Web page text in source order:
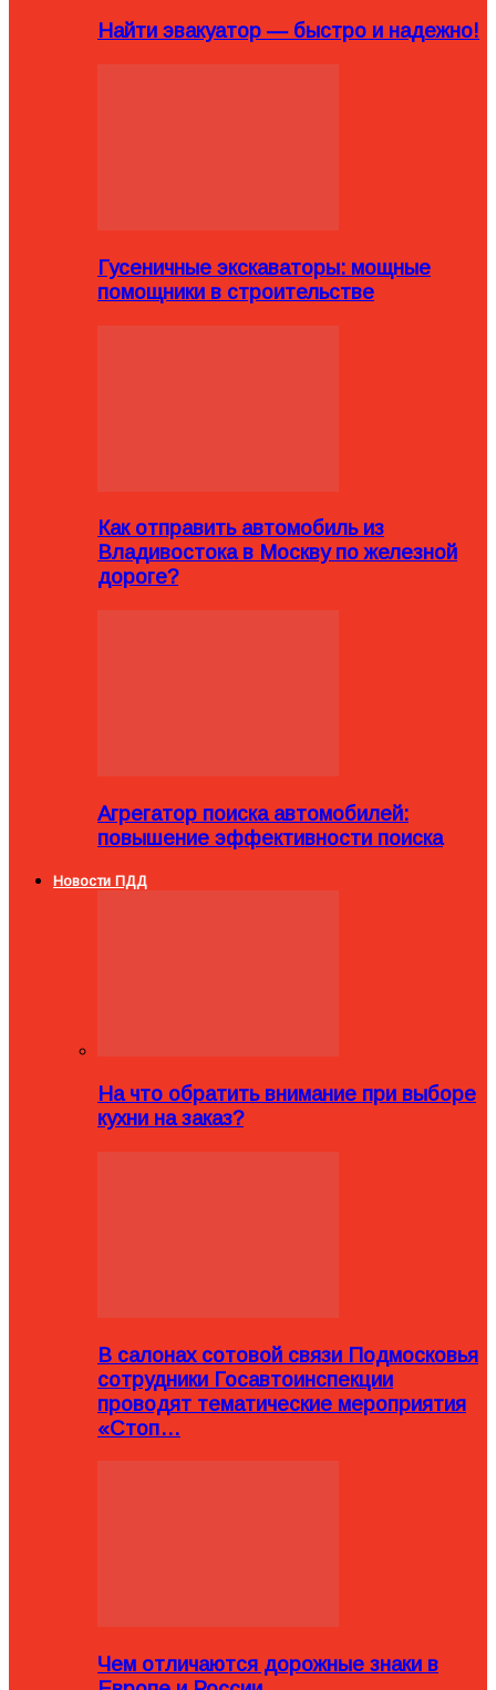
Найти эвакуатор — быстро и надежно!
Гусеничные экскаваторы: мощные
помощники в строительстве
Как отправить автомобиль из
Владивостока в Москву по железной
дороге?
Агрегатор поиска автомобилей:
повышение эффективности поиска
Новости ПДД
На что обратить внимание при выборе
кухни на заказ?
В салонах сотовой связи Подмосковья
сотрудники Госавтоинспекции
проводят тематические мероприятия
«Стоп…
Чем отличаются дорожные знаки в